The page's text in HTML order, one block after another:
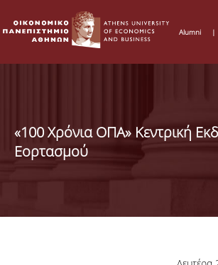
Alumni |
«100 Χρόνια ΟΠΑ» Κεντρική
Εορτασμού